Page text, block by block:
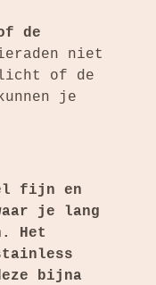
de
niet
of de
je
fijn en
je lang
Het
bijna